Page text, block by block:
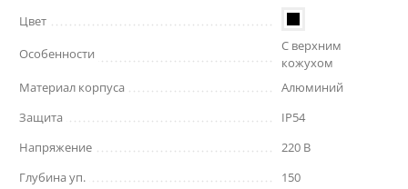
Цвет
Особенности
С верхним
кожухом
Материал корпуса
Алюминий
Защита
IP54
Напряжение
220 В
Глубина уп.
150